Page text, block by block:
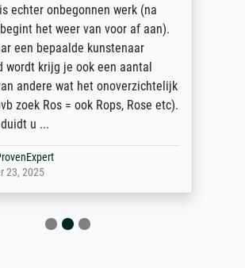
echter onbegonnen werk (na
het weer van voor af aan).
een bepaalde kunstenaar
wordt krijg je ook een aantal
andere wat het onoverzichtelijk
zoek Ros = ook Rops, Rose etc).
u ...
23, 2025